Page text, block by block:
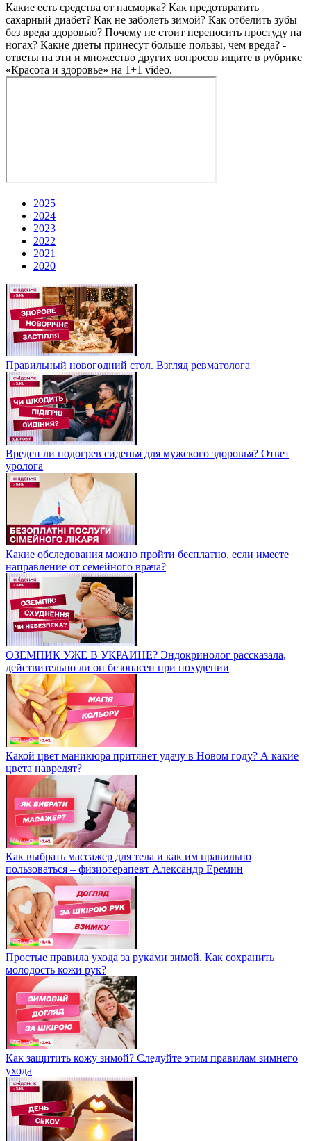
Какие есть средства от насморка? Как предотвратить
сахарный диабет? Как не заболеть зимой? Как отбелить зубы
без вреда здоровью? Почему не стоит переносить простуду на
ногах? Какие диеты принесут больше пользы, чем вреда? -
ответы на эти и множество других вопросов ищите в рубрике
«Красота и здоровье» на 1+1 video.
2025
2024
2023
2022
2021
2020
Правильный новогодний стол. Взгляд ревматолога
Вреден ли подогрев сиденья для мужского здоровья? Ответ
уролога
Какие обследования можно пройти бесплатно, если имеете
направление от семейного врача?
ОЗЕМПИК УЖЕ В УКРАИНЕ? Эндокринолог рассказала,
действительно ли он безопасен при похудении
Какой цвет маникюра притянет удачу в Новом году? А какие
цвета навредят?
Как выбрать массажер для тела и как им правильно
пользоваться – физиотерапевт Александр Еремин
Простые правила ухода за руками зимой. Как сохранить
молодость кожи рук?
Как защитить кожу зимой? Следуйте этим правилам зимнего
ухода